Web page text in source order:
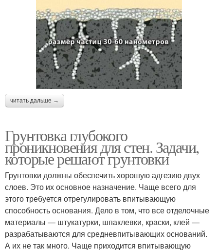
читать дальше →
Грунтовка глубокого
проникновения для стен. Задачи,
которые решают грунтовки
Грунтовки должны обеспечить хорошую адгезию двух
слоев. Это их основное назначение. Чаще всего для
этого требуется отрегулировать впитывающую
способность основания. Дело в том, что все отделочные
материалы — штукатурки, шпаклевки, краски, клей —
разрабатываются для средневпитывающих оснований.
А их не так много. Чаще приходится впитывающую